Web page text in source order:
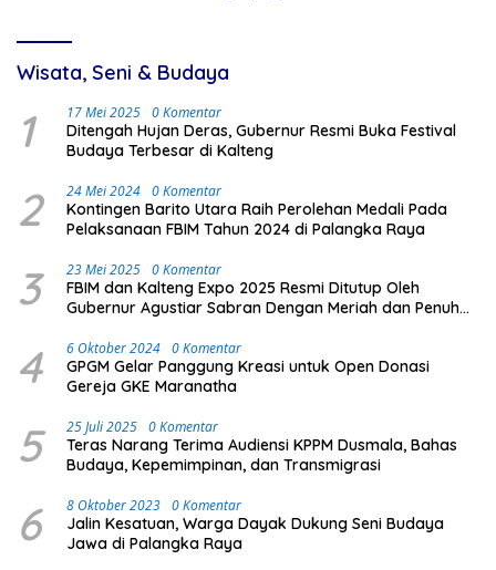
Wisata, Seni & Budaya
1 17 Mei 2025 0 Komentar
Ditengah Hujan Deras, Gubernur Resmi Buka Festival
Budaya Terbesar di Kalteng
2 24 Mei 2024 0 Komentar
Kontingen Barito Utara Raih Perolehan Medali Pada
Pelaksanaan FBIM Tahun 2024 di Palangka Raya
3 23 Mei 2025 0 Komentar
FBIM dan Kalteng Expo 2025 Resmi Ditutup Oleh
Gubernur Agustiar Sabran Dengan Meriah dan Penuh
4 6 Oktober 2024 0 Komentar
GPGM Gelar Panggung Kreasi untuk Open Donasi
Gereja GKE Maranatha
5 25 Juli 2025 0 Komentar
Teras Narang Terima Audiensi KPPM Dusmala, Bahas
Budaya, Kepemimpinan, dan Transmigrasi
6 8 Oktober 2023 0 Komentar
Jalin Kesatuan, Warga Dayak Dukung Seni Budaya
Jawa di Palangka Raya